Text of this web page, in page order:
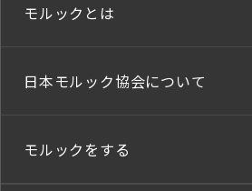
モルックとは
日本モルック協会について
モルックをする